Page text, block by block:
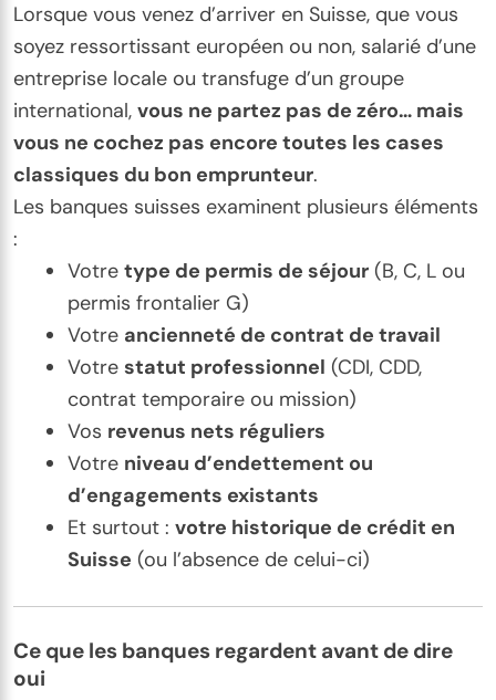
Lorsque vous venez d’arriver en Suisse, que vous
soyez ressortissant européen ou non, salarié d’une
entreprise locale ou transfuge d’un groupe
international, vous ne partez pas de zéro… mais
vous ne cochez pas encore toutes les cases
classiques du bon emprunteur.
Les banques suisses examinent plusieurs éléments
:
Votre type de permis de séjour (B, C, L ou
permis frontalier G)
Votre ancienneté de contrat de travail
Votre statut professionnel (CDI, CDD,
contrat temporaire ou mission)
Vos revenus nets réguliers
Votre niveau d’endettement ou
d’engagements existants
Et surtout : votre historique de crédit en
Suisse (ou l’absence de celui-ci)
Ce que les banques regardent avant de dire
oui